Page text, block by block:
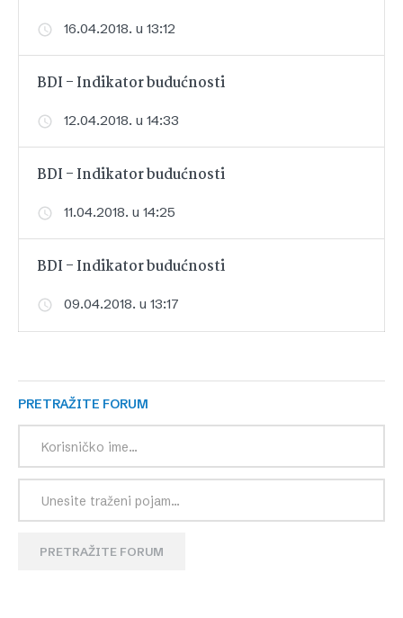
16.04.2018. u 13:12
BDI - Indikator budućnosti
12.04.2018. u 14:33
BDI - Indikator budućnosti
11.04.2018. u 14:25
BDI - Indikator budućnosti
09.04.2018. u 13:17
PRETRAŽITE FORUM
PRETRAŽITE FORUM